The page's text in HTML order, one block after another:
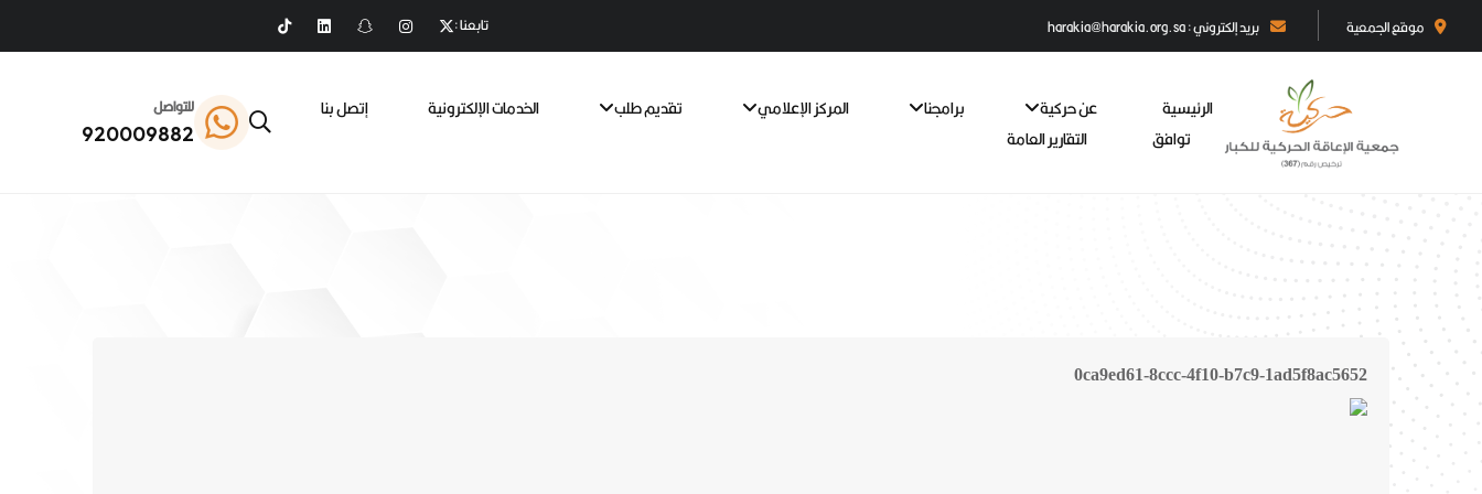
موقع الجمعية بريد إلكتروني : harakia@harakia.org.sa تابعنا :
الرئيسية عن حركية برامجنا المركز الإعلامي تقديم طلب الخدمات الإلكترونية
إتصل بنا
توافق
التقارير العامة
للتواصل
920009882
0ca9ed61-8ccc-4f10-b7c9-1ad5f8ac5652